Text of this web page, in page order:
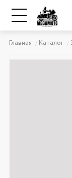
Главная Каталог